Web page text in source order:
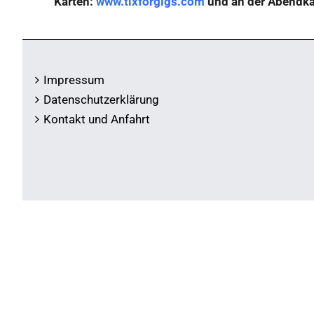
Impressum
Datenschutzerklärung
Kontakt und Anfahrt